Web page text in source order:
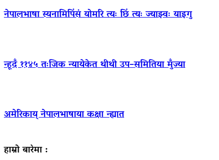
नेपालभाषा स्यनामिपिंसं योमरि त्यः छिं त्यः ज्याझ्वः याइगु
न्हूदँ ११४५ तःजिक न्यायेकेत थीथी उप–समितिया मुँज्या
अमेरिकाय् नेपालभाषाया कक्षा न्ह्यात
हाम्रो बारेमा :